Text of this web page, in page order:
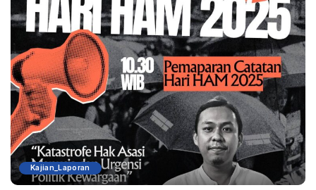
Kajian_Laporan